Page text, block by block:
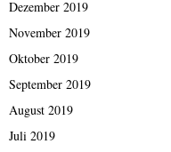
Dezember 2019
November 2019
Oktober 2019
September 2019
August 2019
Juli 2019